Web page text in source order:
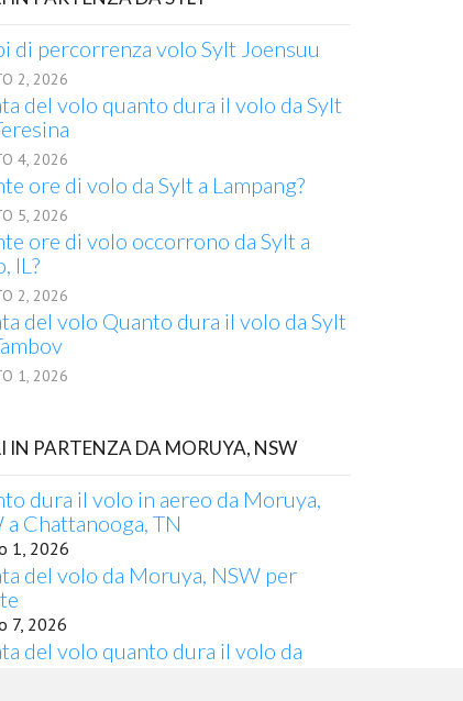
di percorrenza volo Sylt Joensuu
2, 2026
del volo quanto dura il volo da Sylt
4, 2026
ore di volo da Sylt a Lampang?
5, 2026
ore di volo occorrono da Sylt a
IL?
2, 2026
del volo Quanto dura il volo da Sylt
1, 2026
IN PARTENZA DA MORUYA, NSW
dura il volo in aereo da Moruya,
a Chattanooga, TN
1, 2026
del volo da Moruya, NSW per
7, 2026
del volo quanto dura il volo da